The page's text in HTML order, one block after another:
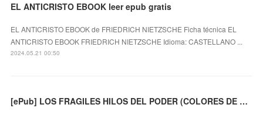
EL ANTICRISTO EBOOK leer epub gratis
EL ANTICRISTO EBOOK de FRIEDRICH NIETZSCHE Ficha técnica EL
ANTICRISTO EBOOK FRIEDRICH NIETZSCHE Idioma: CASTELLANO ...
2024.05.21 00:50
[ePub] LOS FRAGILES HILOS DEL PODER (COLORES DE MAGIA VOL. 4) descargar gratis